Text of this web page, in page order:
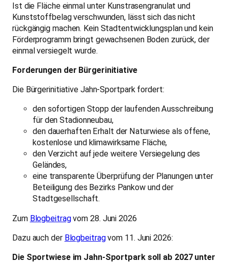
Ist die Fläche einmal unter Kunstrasengranulat und
Kunststoffbelag verschwunden, lässt sich das nicht
rückgängig machen. Kein Stadtentwicklungsplan und kein
Förderprogramm bringt gewachsenen Boden zurück, der
einmal versiegelt wurde.
Forderungen der Bürgerinitiative
Die Bürgerinitiative Jahn-Sportpark fordert:
den sofortigen Stopp der laufenden Ausschreibung
für den Stadionneubau,
den dauerhaften Erhalt der Naturwiese als offene,
kostenlose und klimawirksame Fläche,
den Verzicht auf jede weitere Versiegelung des
Geländes,
eine transparente Überprüfung der Planungen unter
Beteiligung des Bezirks Pankow und der
Stadtgesellschaft.
Zum Blogbeitragvom 28. Juni 2026
Dazu auch der Blogbeitragvom 11. Juni 2026:
Die Sportwiese im Jahn-Sportpark soll ab 2027 unter